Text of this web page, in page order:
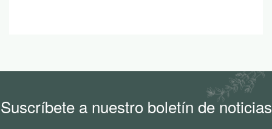
Suscríbete a nuestro boletín de noticias